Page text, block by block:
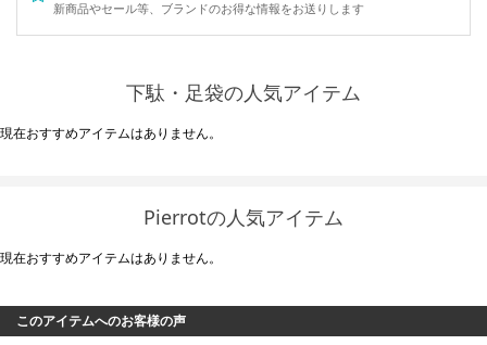
新商品やセール等、ブランドのお得な情報をお送りします
下駄・足袋の人気アイテム
現在おすすめアイテムはありません。
Pierrotの人気アイテム
現在おすすめアイテムはありません。
このアイテムへのお客様の声